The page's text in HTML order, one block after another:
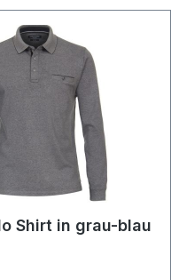
Shirt in grau-blau